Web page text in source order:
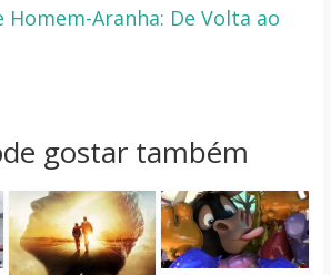
Aranha: De Volta ao
gostar também